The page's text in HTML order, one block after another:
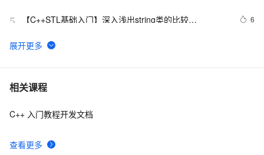
5
【C++STL基础入门】深入浅出string类的比较
6
6 设计模式C++学习笔记之十六（Observer观察者模式）
7 C++ Builder构建算二十四点小游戏
8 Qt C++ 扫码枪使用数据处理
9 C++之MFC制作简单计算器（VS2019实现），附带完整
相关课程
查看更多
C++ 入门教程开发文档